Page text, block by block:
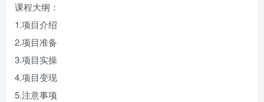
课程大纲：
1.项目介绍
2.项目准备
3.项目实操
4.项目变现
5.注意事项